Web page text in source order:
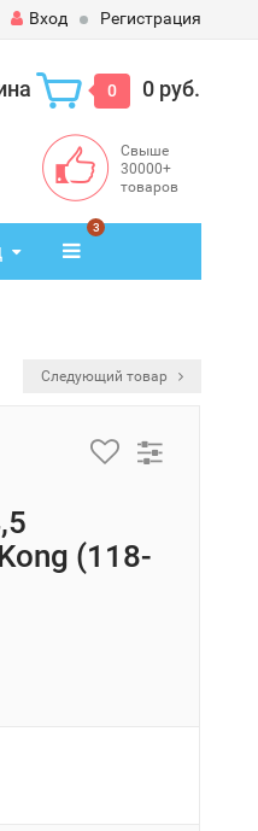
Вход Регистрация
0 0 руб.
Свыше
30000+
товаров
3
Следующий товар
(118-